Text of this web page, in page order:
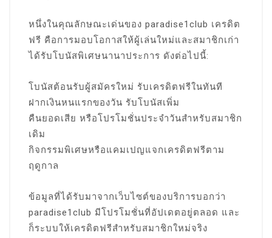
หนึ่งในคุณลักษณะเด่นของ paradise1club เครดิต
ฟรี คือการมอบโอกาสให้ผู้เล่นใหม่และสมาชิกเก่า
ได้รับโบนัสพิเศษนานาประการ ดังต่อไปนี้:
โบนัสต้อนรับผู้สมัครใหม่ รับเครดิตฟรีในทันที
ฝากเงินหนแรกของวัน รับโบนัสเพิ่ม
คืนยอดเสีย หรือโปรโมชั่นประจำวันสำหรับสมาชิก
เดิม
กิจกรรมพิเศษหรือแคมเปญแจกเครดิตฟรีตาม
ฤดูกาล
ข้อมูลที่ได้รับมาจากเว็บไซต์ของบริการบอกว่า
paradise1club มีโปรโมชั่นที่อัปเดตอยู่ตลอด และ
ก็ระบบให้เครดิตฟรีสำหรับสมาชิกใหม่จริง